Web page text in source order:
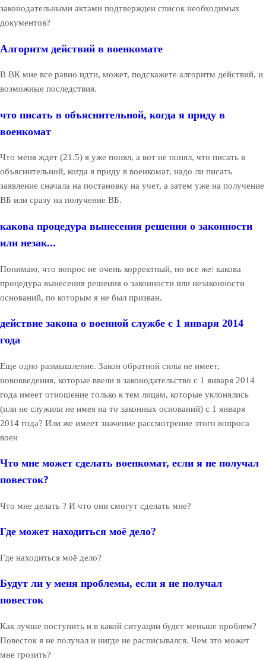
законодательными актами подтвержден список необходимых
документов?
Алгоритм действий в военкомате
В ВК мне все равно идти, может, подскажете алгоритм действий, и
возможные последствия.
что писать в объяснительной, когда я приду в
военкомат
Что меня ждет (21.5) я уже понял, а вот не понял, что писать в
объяснительной, когда я приду в военкомат, надо ли писать
заявление сначала на постановку на учет, а затем уже на получение
ВБ или сразу на получение ВБ.
какова процедура вынесения решения о законности
или незак...
Понимаю, что вопрос не очень корректный, но все же: какова
процедура вынесения решения о законности или незаконности
оснований, по которым я не был призван.
действие закона о военной службе с 1 января 2014
года
Еще одно размышление. Закон обратной силы не имеет,
нововведения, которые ввели в законодательство с 1 января 2014
года имеет отношение только к тем лицам, которые уклонялись
(или не служили не имея на то законных оснований) с 1 января
2014 года? Или же имеет значение рассмотрение этого вопроса
воен
Что мне может сделать военкомат, если я не получал
повесток?
Что мне делать ? И что они смогут сделать мне?
Где может находиться моё дело?
Где находиться моё дело?
Будут ли у меня проблемы, если я не получал
повесток
Как лучше поступить и в какой ситуации будет меньше проблем?
Повесток я не получал и нигде не расписывался. Чем это может
мне грозить?